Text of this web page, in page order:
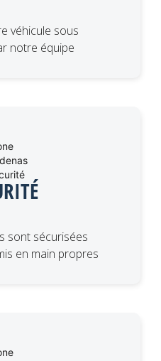
véhicule sous
notre équipe
sont sécurisées
en main propres